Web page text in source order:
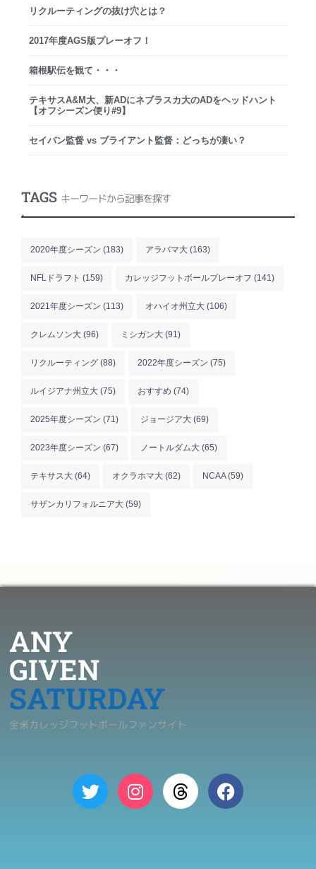
リクルーティングの抜け穴とは？
2017年度AGS版プレーオフ！
箱根駅伝を観て・・・
テキサスA&M大、新ADにネブラスカ大のADをヘッドハント
【オフシーズン便り#9】
セイバン監督 vs ブライアント監督：どっちが凄い？
TAGS キーワードから記事を探す
.
2020年度シーズン (183) アラバマ大 (163)
NFLドラフト (159) カレッジフットボールプレーオフ (141)
2021年度シーズン (113) オハイオ州立大 (106)
クレムソン大 (96) ミシガン大 (91)
リクルーティング (88) 2022年度シーズン (75)
ルイジアナ州立大 (75) おすすめ (74)
2025年度シーズン (71) ジョージア大 (69)
2023年度シーズン (67) ノートルダム大 (65)
テキサス大 (64) オクラホマ大 (62) NCAA(59)
サザンカリフォルニア大 (59)
ANY
GIVEN
SATURDAY
全米カレッジフットボールファンサイト